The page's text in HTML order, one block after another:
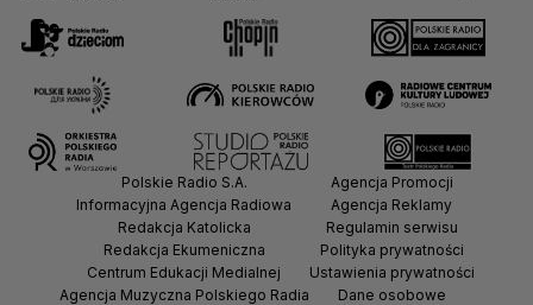
Polskie Radio S.A.
Informacyjna Agencja Radiowa
Redakcja Katolicka
Redakcja Ekumeniczna
Centrum Edukacji Medialnej
Agencja Muzyczna Polskiego Radia
Agencja Promocji
Agencja Reklamy
Regulamin serwisu
Polityka prywatności
Ustawienia prywatności
Dane osobowe